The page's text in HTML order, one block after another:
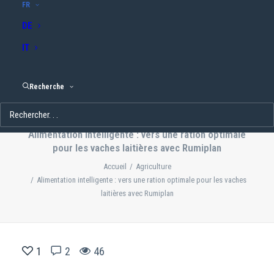
FR
DE
IT
Recherche
Alimentation intelligente : vers une ration optimale
pour les vaches laitières avec Rumiplan
Accueil
Agriculture
Alimentation intelligente : vers une ration optimale pour les vaches
laitières avec Rumiplan
1 2 46